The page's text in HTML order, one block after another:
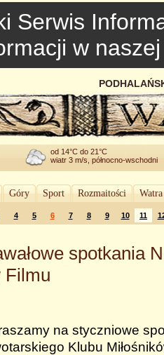
Serwis
w
od 14°C do 21°C
wiatr 3 m/s, północno-wschodni
Góry Sport Rozmaitości
4 5 6 7 8 9 10 11
spotkania
Filmu
na styczniowe
Klubu